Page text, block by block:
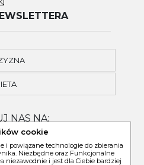
NAS NA:
cookie
i powiązane technologie do zbierania
Niezbędne oraz Funkcjonalne
niezawodnie i jest dla Ciebie bardziej